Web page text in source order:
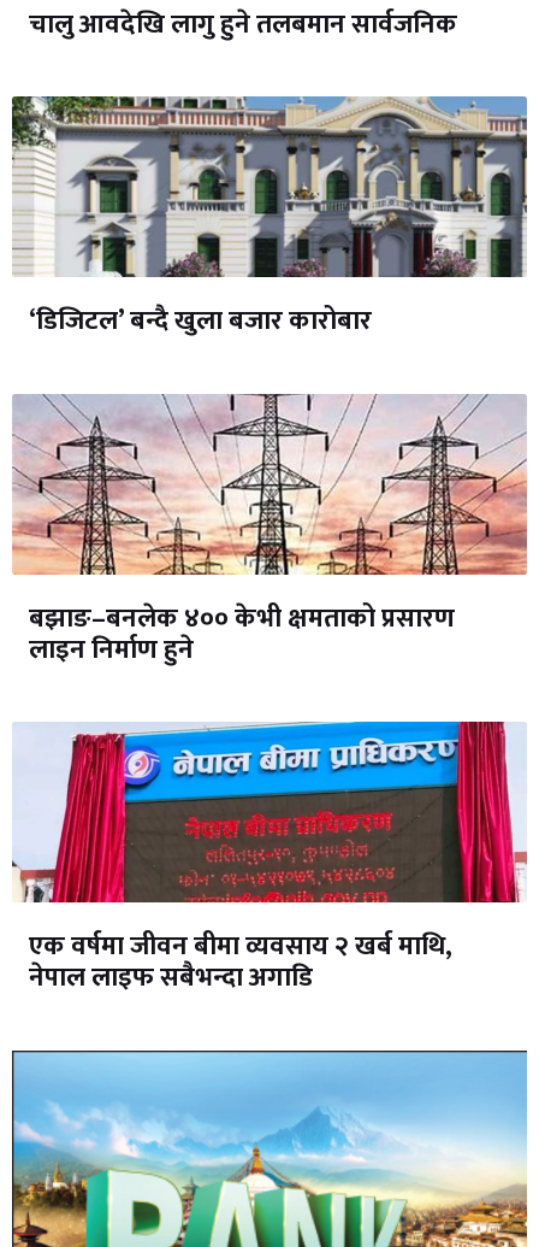
चालु आवदेखि लागु हुने तलबमान सार्वजनिक
‘डिजिटल’ बन्दै खुला बजार कारोबार
बझाङ–बनलेक ४०० केभी क्षमताको प्रसारण
लाइन निर्माण हुने
एक वर्षमा जीवन बीमा व्यवसाय २ खर्ब माथि,
नेपाल लाइफ सबैभन्दा अगाडि